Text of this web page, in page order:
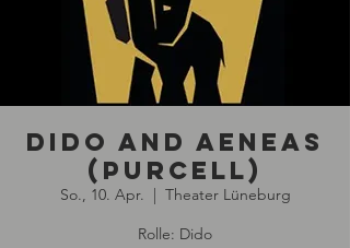
Dido and Aeneas
(Purcell)
So., 10. Apr.
  |
Theater Lüneburg
Rolle: Dido